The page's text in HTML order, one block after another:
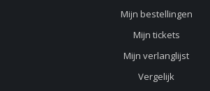
Mijn bestellingen
Mijn tickets
Mijn verlanglijst
Vergelijk